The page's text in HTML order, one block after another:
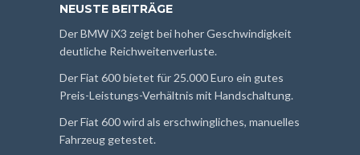
NEUSTE BEITRÄGE
Der BMW iX3 zeigt bei hoher Geschwindigkeit
deutliche Reichweitenverluste.
Der Fiat 600 bietet für 25.000 Euro ein gutes
Preis-Leistungs-Verhältnis mit Handschaltung.
Der Fiat 600 wird als erschwingliches, manuelles
Fahrzeug getestet.